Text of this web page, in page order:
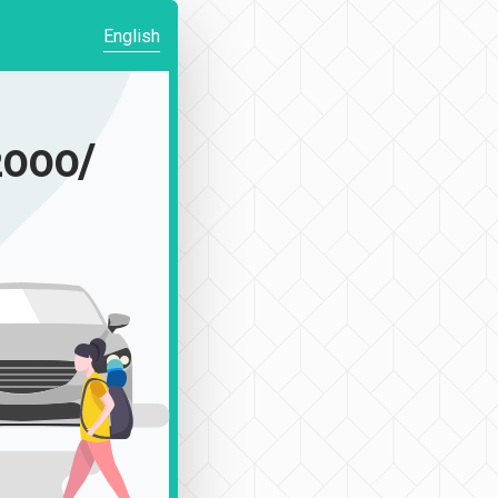
English